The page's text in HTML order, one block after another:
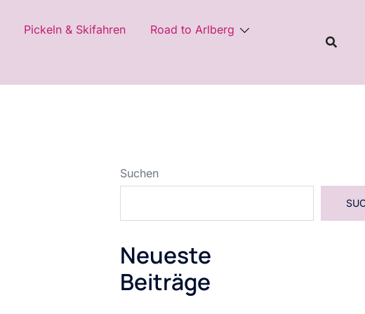
Pickeln & Skifahren
Road to Arlberg
Suchen
Neueste
Beiträge